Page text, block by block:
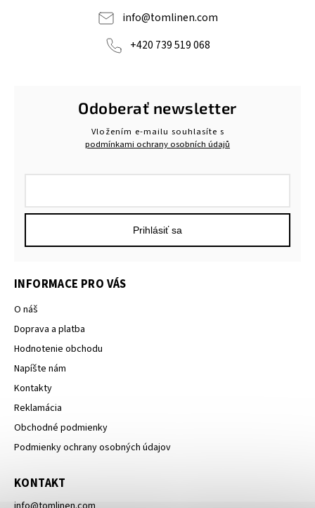
info@tomlinen.com
+420 739 519 068
INFORMACE PRO VÁS
O náš
Doprava a platba
Hodnotenie obchodu
Napíšte nám
Kontakty
Reklamácia
Obchodné podmienky
Podmienky ochrany osobných údajov
Odoberať newsletter
Vložením e-mailu souhlasíte s
podmínkami ochrany osobních údajů
Prihlásiť sa
KONTAKT